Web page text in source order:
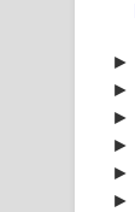
►
►
►
►
►
►